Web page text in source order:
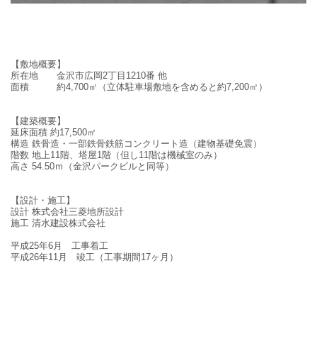
【敷地概要】
所在地 金沢市広岡2丁目1210番 他
面積 約4,700㎡（立体駐車場敷地を含めると約7,200㎡）
【建築概要】
延床面積 約17,500㎡
構造 鉄骨造・一部鉄骨鉄筋コンクリート造（建物基礎免震）
階数 地上11階、塔屋1階（但し11階は機械室のみ）
高さ 54.50ｍ（金沢パークビルと同等）
【設計・施工】
設計 株式会社三菱地所設計
施工 清水建設株式会社
平成25年6月 工事着工
平成26年11月 竣工（工事期間17ヶ月）